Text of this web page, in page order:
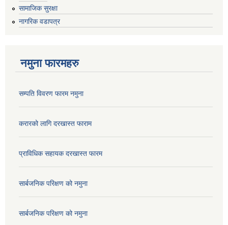
सामाजिक सुरक्षा
नागरिक वडापत्र
नमुना फारमहरु
सम्पति विवरण फारम नमुना
करारको लागि दरखास्त फाराम
प्राविधिक सहायक दरखास्त फारम
सार्बजनिक परिक्षण को नमुना
सार्बजनिक परिक्षण को नमुना